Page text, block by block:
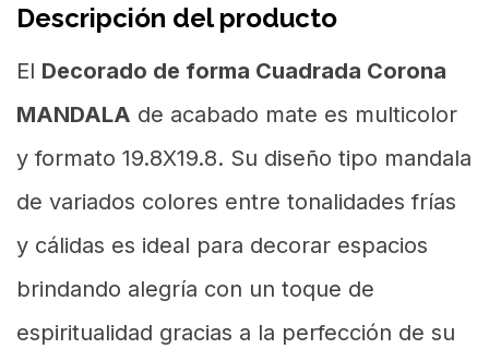
Descripción del producto
El Decorado de forma Cuadrada Corona
MANDALA de acabado mate es multicolor
y formato 19.8X19.8. Su diseño tipo mandala
de variados colores entre tonalidades frías
y cálidas es ideal para decorar espacios
brindando alegría con un toque de
espiritualidad gracias a la perfección de su